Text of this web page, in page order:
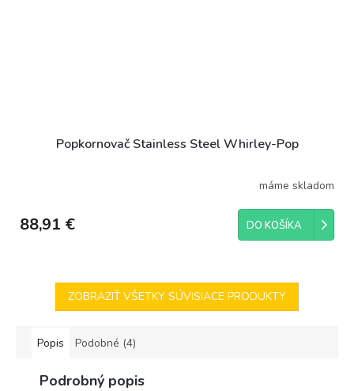
Popkornovač Stainless Steel Whirley-Pop
máme skladom
88,91 € DO KOŠÍKA
ZOBRAZIŤ VŠETKY SÚVISIACE PRODUKTY
Popis Podobné (4)
Podrobný popis